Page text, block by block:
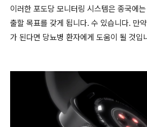
이러한 포도당 모니터링 시스템은 종국에
출할 목표를 갖게 됩니다. 수 있습니다. 만
가 된다면 당뇨병 환자에게 도움이 될 것입